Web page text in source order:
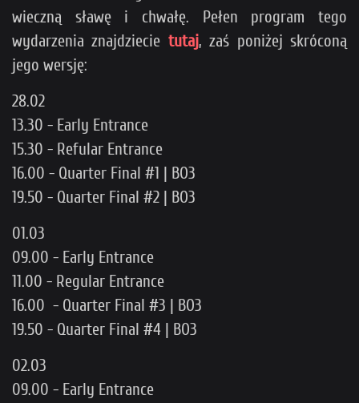
wieczną sławę i chwałę. Pełen program tego
wydarzenia znajdziecie tutaj, zaś poniżej skróconą
jego wersję:
28.02
13.30 - Early Entrance
15.30 - Refular Entrance
16.00 - Quarter Final #1 | BO3
19.50 - Quarter Final #2 | BO3
01.03
09.00 - Early Entrance
11.00 - Regular Entrance
16.00 - Quarter Final #3 | BO3
19.50 - Quarter Final #4 | BO3
02.03
09.00 - Early Entrance